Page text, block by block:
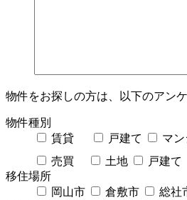
物件をお探しの方は、以下のアン
物件種別
賃貸
戸建て マ
売買
土地 戸建て
移住場所
岡山市
倉敷市 総社